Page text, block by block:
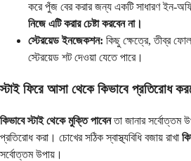
করে পুঁজ বের করার জন্য একটি সাধারণ ইন-
নিজে এটি করার চেষ্টা করবেন না।
স্টেরয়েড ইনজেকশন: কিছু ক্ষেত্রে, তীব্র
স্টেরয়েড শট দেওয়া যেতে পারে।
স্টাই ফিরে আসা থেকে কিভাবে প্রতিরোধ
কিভাবে স্টাই থেকে মুক্তি পাবেনতা জানার সর্বোত্তম
প্রতিরোধ করা। চোখের সঠিক স্বাস্থ্যবিধি বজায় রাখা
সর্বোত্তম উপায়।